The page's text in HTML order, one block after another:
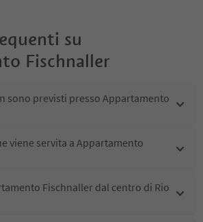
su
Fischnaller
sono previsti presso Appartamento
viene servita a Appartamento
Fischnaller dal centro di Rio